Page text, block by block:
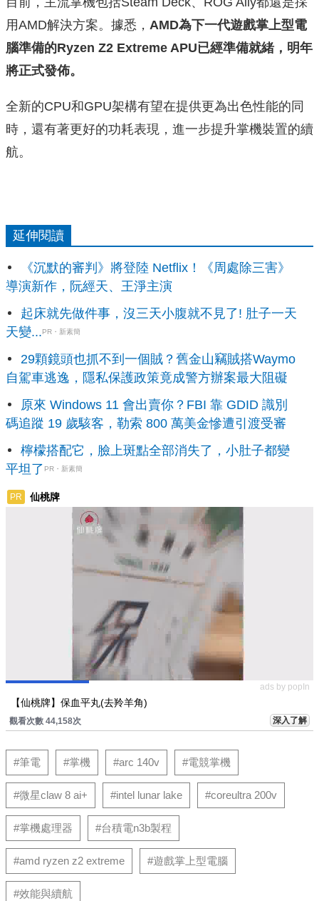
用AMD解決方案。據悉， AMD為下一代遊戲掌上型電
腦準備的Ryzen Z2 Extreme APU已經準備就緒，明年
將正式發佈。
全新的CPU和GPU架構有望在提供更為出色性能的同
時，還有著更好的功耗表現，進一步提升掌機裝置的續
航。
延伸閱讀
《沉默的審判》將登陸 Netflix！《周處除三害》
導演新作，阮經天、王淨主演
起床就先做件事，沒三天小腹就不見了! 肚子一天
天變...PR・新素簡
29顆鏡頭也抓不到一個賊？舊金山竊賊搭Waymo
自駕車逃逸，隱私保護政策竟成警方辦案最大阻礙
原來 Windows 11 會出賣你？FBI 靠 GDID 識別
碼追蹤 19 歲駭客，勒索 800 萬美金慘遭引渡受審
檸檬搭配它，臉上斑點全部消失了，小肚子都變
平坦了 PR・新素簡
PR 仙桃牌
ads by popIn
【仙桃牌】保血平丸(去羚羊角)
觀看次數 44,158次 深入了解
#筆電 #掌機 #arc 140v #電競掌機
#微星claw 8 ai+ #intel lunar lake #coreultra 200v
#掌機處理器 #台積電n3b製程
#amd ryzen z2 extreme #遊戲掌上型電腦
#效能與續航